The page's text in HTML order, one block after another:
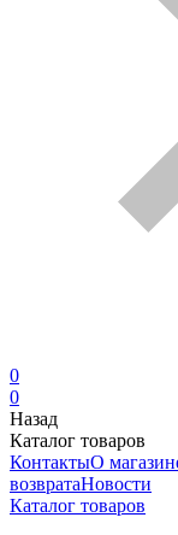
0
0
Назад
Каталог товаров
КонтактыО
возвратаНовости
Каталог товаров